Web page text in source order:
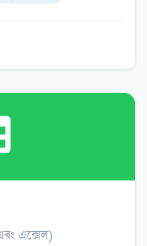
এক্সেল)